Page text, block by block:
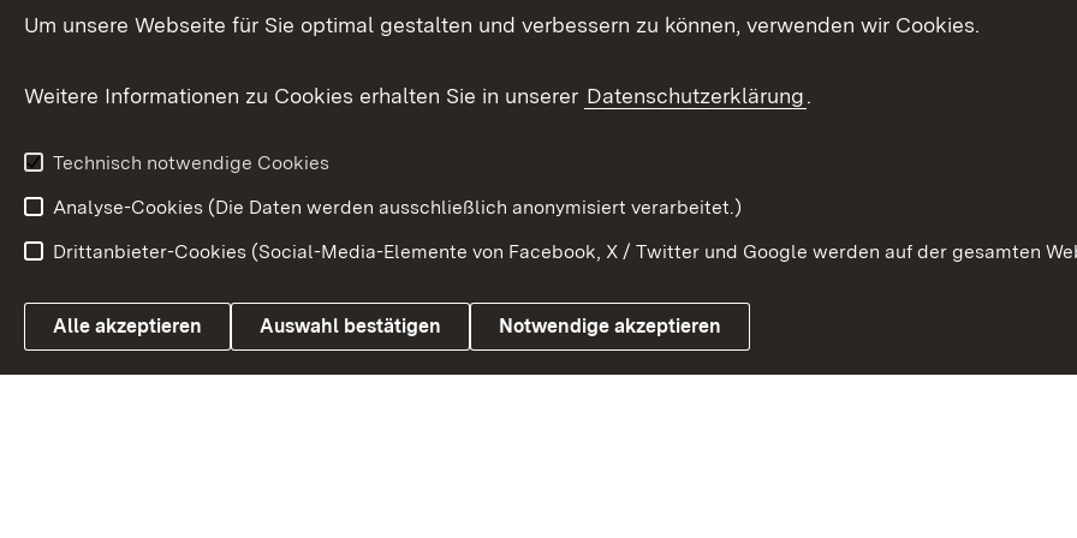
Versorgungsbezüge
Weitere
Bürgerbeauftragte Beteiligung stärken
Link zum Landesportal
Impressum Kontakt
Um unsere Webseite für Sie optimal gestalten und verbessern zu können, verwenden wir Cookies.
Weitere Informationen zu Cookies erhalten Sie in unserer Datenschutzerklärung.
Technisch notwendige Cookies
Analyse-Cookies (Die Daten werden ausschließlich anonymisiert verarbeitet.)
Drittanbieter-Cookies (Social-Media-Elemente von Facebook, X / Twitter und Google werden auf der gesamten
Alle akzeptieren Auswahl bestätigen Notwendige akzeptieren